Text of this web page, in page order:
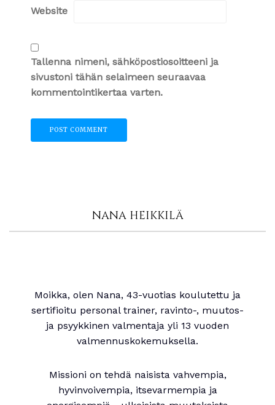
Website
Tallenna nimeni, sähköpostiosoitteeni ja
sivustoni tähän selaimeen seuraavaa
kommentointikertaa varten.
NANA HEIKKILÄ
Moikka, olen Nana, 43-vuotias koulutettu ja
sertifioitu personal trainer, ravinto-, muutos-
ja psyykkinen valmentaja yli 13 vuoden
valmennuskokemuksella.
Missioni on tehdä naisista vahvempia,
hyvinvoivempia, itsevarmempia ja